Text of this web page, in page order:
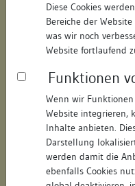
Diese Cookies
Bereiche der
was wir noch
Website fortlaufend
Funktionen
Wenn wir
Website integrieren,
Inhalte anbieten.
Darstellung
werden damit die
ebenfalls Cookies
Objektdaten
Straße:
Hausnummer:
Postleitzahl:
Stadt-Teilort:
Regierungsbezirk: